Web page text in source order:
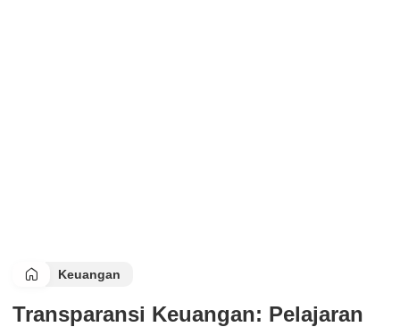
Keuangan
Transparansi Keuangan: Pelajaran